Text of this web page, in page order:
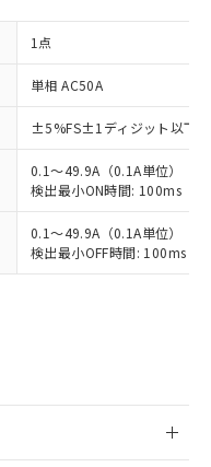
1点
単相 AC50A
±5%FS±1ディジット以下
0.1～49.9A（0.1A単位）
検出最小ON時間: 100ms（
0.1～49.9A（0.1A単位）
検出最小OFF時間: 100ms（